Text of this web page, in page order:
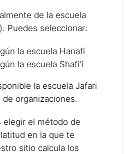
de la escuela
Puedes seleccionar:
la escuela Hanafi
la escuela Shafi'i
la escuela Jafari
organizaciones.
elegir el método de
en la que te
sitio calcula los